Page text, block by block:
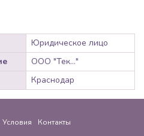
Юридическое лицо
ООО "Тек..."
Краснодар
Условия Контакты